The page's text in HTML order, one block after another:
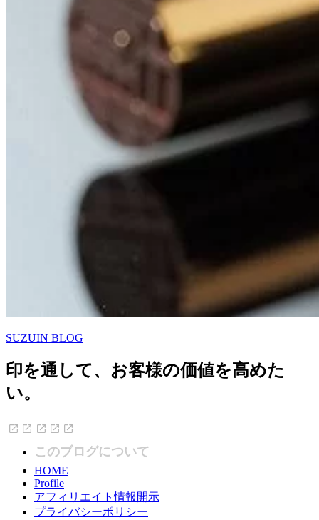
SUZUIN BLOG
印を通して、お客様の価値を高めた
い。
このブログについて
HOME
Profile
アフィリエイト情報開示
プライバシーポリシー